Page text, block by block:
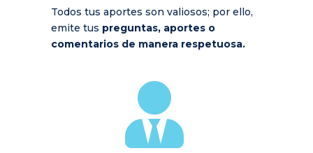
Todos tus aportes son valiosos; por ello,
emite tus preguntas, aportes o
comentarios de manera respetuosa.
